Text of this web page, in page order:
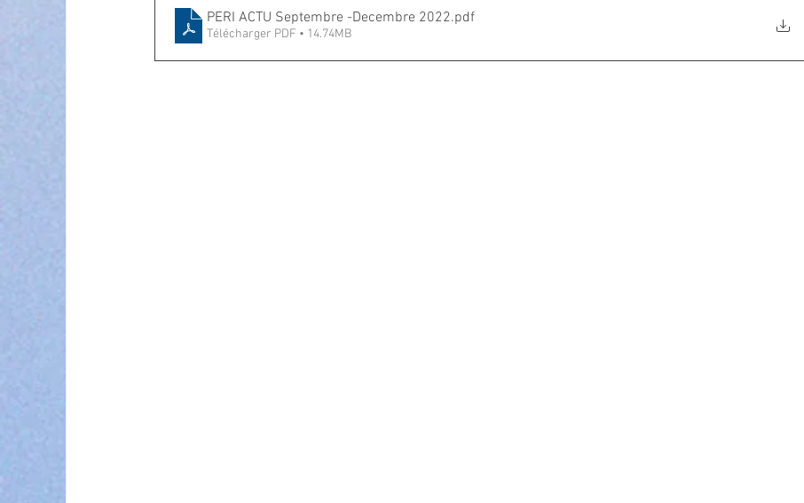
POLE CULTUREL AUGUSTE ESCOFFIER Science
PERI ACTU Septembre -Decembre 2022.pdf
Télécharger PDF • 14.74MB